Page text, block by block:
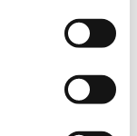
a recolha